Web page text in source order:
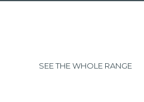
SEE THE WHOLE RANGE